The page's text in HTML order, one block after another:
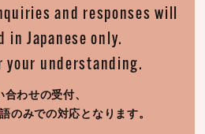
and responses will
in Japanese only.
your understanding.
合わせの受付、
のみでの対応となります。